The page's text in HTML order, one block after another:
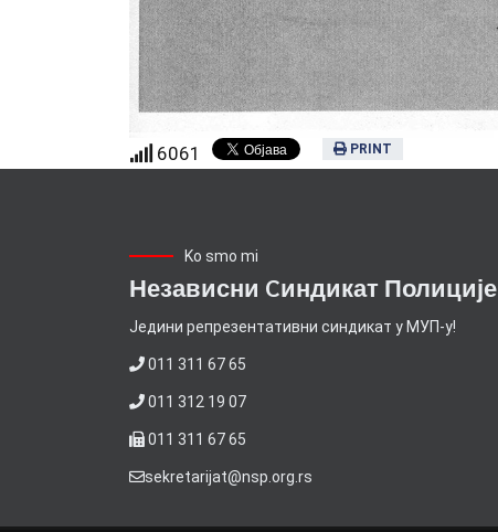
6061 PRINT
Ko smo mi
Независни Cиндикат Полиције
Jедини репрезентативни синдикат у МУП-у!
011 311 67 65
011 312 19 07
011 311 67 65
sekretarijat@nsp.org.rs